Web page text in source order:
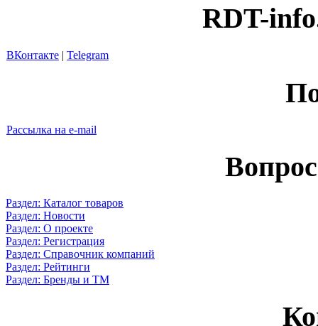
RDT-
ВКонтакте | Telegram
Рассылка на e-mail
Раздел: Каталог товаров
Раздел: Новости
Раздел: О проекте
Раздел: Регистрация
Раздел: Справочник компаний
Раздел: Рейтинги
Раздел: Бренды и ТМ